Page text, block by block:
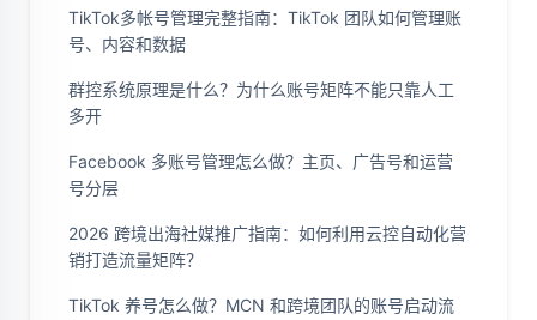
TikTok多帐号管理完整指南：TikTok 团队如何管理账
号、内容和数据
群控系统原理是什么？为什么账号矩阵不能只靠人工
多开
Facebook 多账号管理怎么做？主页、广告号和运营
号分层
2026 跨境出海社媒推广指南：如何利用云控自动化营
销打造流量矩阵？
TikTok 养号怎么做？MCN 和跨境团队的账号启动流